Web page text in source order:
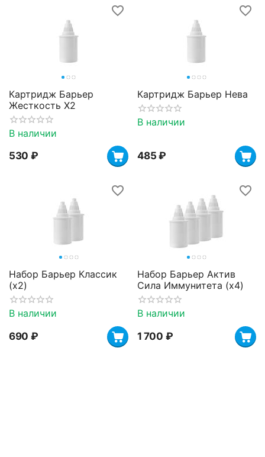
Картридж Барьер
Жесткость X2
В наличии
‍530‍ ₽
Картридж Барьер Нева
В наличии
‍485‍ ₽
Набор Барьер Классик
(х2)
В наличии
‍690‍ ₽
Набор Барьер Актив
Сила Иммунитета (х4)
В наличии
1 700 ₽